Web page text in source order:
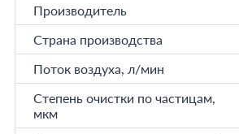
Производитель
Страна производства
Поток воздуха, л/мин
Степень очистки по частицам,
мкм